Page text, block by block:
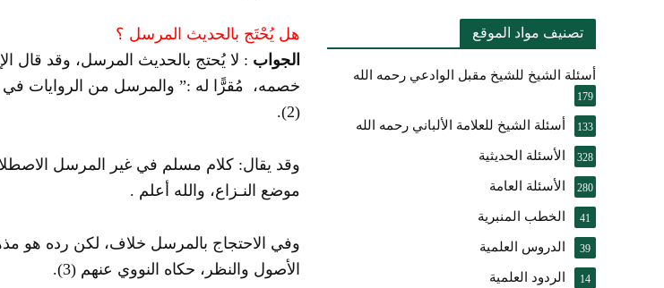
حقيقة موقف الشيخ الألباني رحمه الله من أخطاء الجماعات الإسلامية
شرح الضوابط الفقهية في التعامل مع المخالف – صوت
تعقيب على مقال الدكتور صادق بن محمد البيضاني حول فَهْمِهِ كلامي عن
النصيحة والتبيان لأهل السودان
هل يُحْتَج بالحديث المرسل ؟
الجواب : لا يُحتج بالحديث المرسل، وقد قال
خصمه، مُقرًّا له :” والمرسل من الروايات في
(2)
.
وقد يقال: كلام مسلم في غير المرسل
موضع النـزاع، والله أعلم .
وفي الاحتجاج بالمرسل خلاف، لكن رده هو
الأصول والنظر، حكاه النووي عنهم (3)
.
تصنيف مواد الموقع
أسئلة الشيخ للشيخ مقبل الوادعي رحمه الله
179
أسئلة الشيخ للعلامة الألباني رحمه الله 133
الأسئلة الحديثية 328
الأسئلة العامة 280
الخطب المنبرية 41
الدروس العلمية 39
الردود العلمية 14